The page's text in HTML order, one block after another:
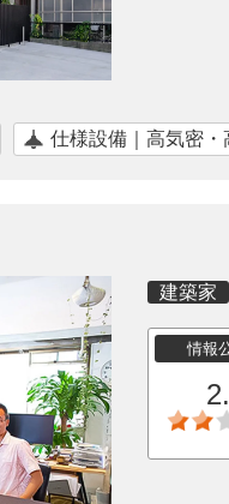
仕様設備｜高気密・
建築家
情報